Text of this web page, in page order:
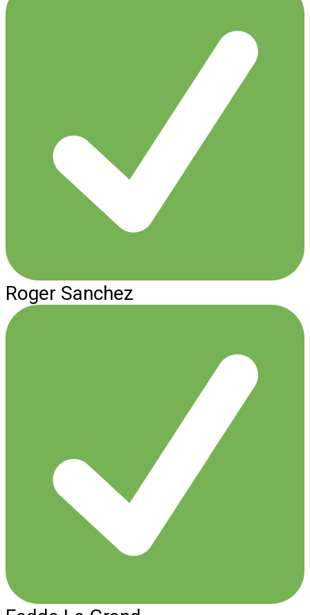
Roger Sanchez